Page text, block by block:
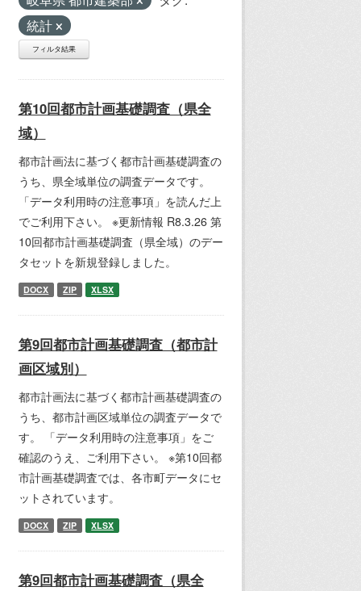
統計
フィルタ結果
第10回都市計画基礎調査（県全
域）
都市計画法に基づく都市計画基礎調査の
うち、県全域単位の調査データです。
「データ利用時の注意事項」を読んだ上
でご利用下さい。 ※更新情報 R8.3.26 第
10回都市計画基礎調査（県全域）のデー
タセットを新規登録しました。
DOCX ZIP XLSX
第9回都市計画基礎調査（都市計
画区域別）
都市計画法に基づく都市計画基礎調査の
うち、都市計画区域単位の調査データで
す。 「データ利用時の注意事項」をご
確認のうえ、ご利用下さい。 ※第10回都
市計画基礎調査では、各市町データにセ
ットされています。
DOCX ZIP XLSX
第9回都市計画基礎調査（県全